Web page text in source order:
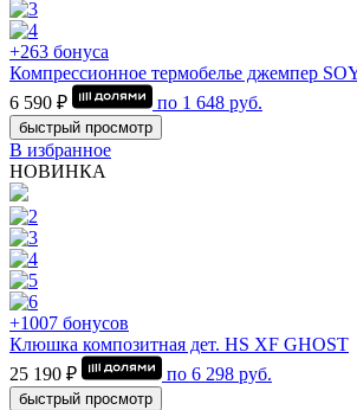
+263 бонуса
Компрессионное термобелье джемпер
6 590 ₽
по 1 648 руб.
быстрый просмотр
В избранное
НОВИНКА
+1007 бонусов
Клюшка композитная дет. HS XF GHOST
25 190 ₽
по 6 298 руб.
быстрый просмотр